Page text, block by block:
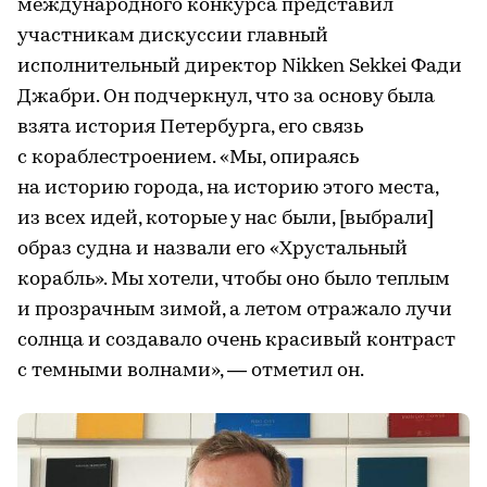
международного конкурса представил
участникам дискуссии главный
исполнительный директор Nikken Sekkei Фади
Джабри. Он подчеркнул, что за основу была
взята история Петербурга, его связь
с кораблестроением. «Мы, опираясь
на историю города, на историю этого места,
из всех идей, которые у нас были, [выбрали]
образ судна и назвали его «Хрустальный
корабль». Мы хотели, чтобы оно было теплым
и прозрачным зимой, а летом отражало лучи
солнца и создавало очень красивый контраст
с темными волнами», — отметил он.